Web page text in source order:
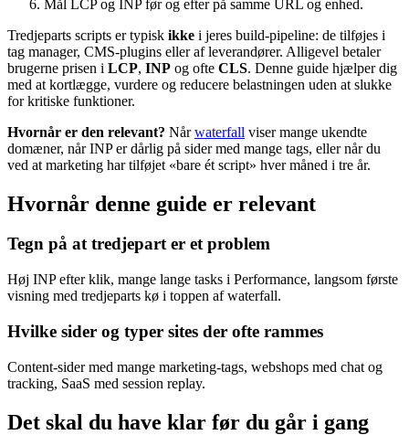
Mål LCP og INP før og efter på samme URL og enhed.
Tredjeparts scripts er typisk ikke i jeres build-pipeline: de tilføjes i
tag manager, CMS-plugins eller af leverandører. Alligevel betaler
brugerne prisen i LCP, INP og ofte CLS. Denne guide hjælper dig
med at kortlægge, vurdere og reducere belastningen uden at slukke
for kritiske funktioner.
Hvornår er den relevant? Nårwaterfall viser mange ukendte
domæner, når INP er dårlig på sider med mange tags, eller når du
ved at marketing har tilføjet «bare ét script» hver måned i tre år.
Hvornår denne guide er relevant
Tegn på at tredjepart er et problem
Høj INP efter klik, mange lange tasks i Performance, langsom første
visning med tredjeparts kø i toppen af waterfall.
Hvilke sider og typer sites der ofte rammes
Content-sider med mange marketing-tags, webshops med chat og
tracking, SaaS med session replay.
Det skal du have klar før du går i gang